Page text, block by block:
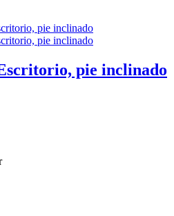
pie inclinado